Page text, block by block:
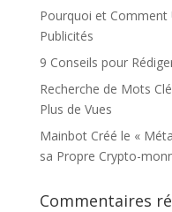
Pourquoi et Comment
Publicités
9 Conseils pour
Recherche de Mots
Plus de Vues
Mainbot Créé le «
sa Propre Crypto-
Commentaires